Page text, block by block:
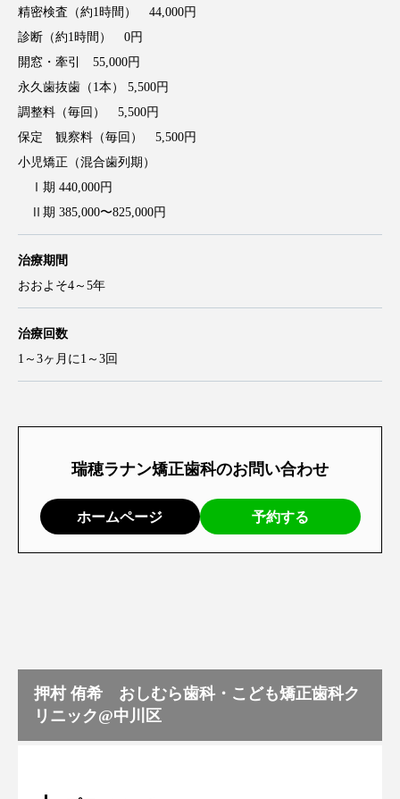
精密検査（約1時間） 44,000円
診断（約1時間） 0円
開窓・牽引 55,000円
永久歯抜歯（1本） 5,500円
調整料（毎回） 5,500円
保定 観察料（毎回） 5,500円
小児矯正（混合歯列期）
Ⅰ期 440,000円
Ⅱ期 385,000〜825,000円
治療期間
おおよそ4～5年
治療回数
1～3ヶ月に1～3回
瑞穂ラナン矯正歯科のお問い合わせ
ホームページ 予約する
押村 侑希 おしむら歯科・こども矯正歯科ク
リニック@中川区